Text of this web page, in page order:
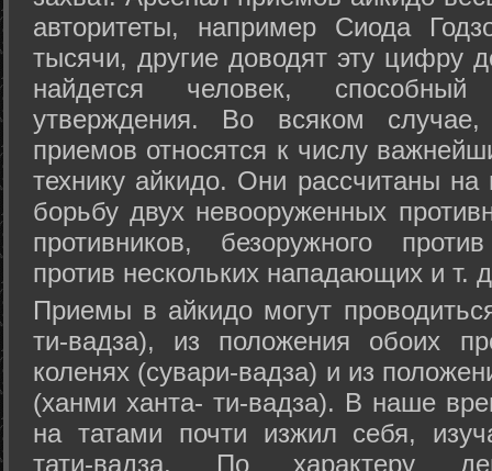
авторитеты, например Сиода
тысячи, другие доводят эту цифру
найдется человек,
утверждения. Во всяком
приемов относятся к числу
технику айкидо. Они рассчитаны
борьбу двух невооруженных
противников, безоружного
против нескольких нападающих и т.
Приемы в айкидо могут
ти-вадза), из положения обоих
коленях (сувари-вадза) и из
(ханми ханта- ти-вадза). В наше
на татами почти изжил себя,
тати-вадза. По характеру